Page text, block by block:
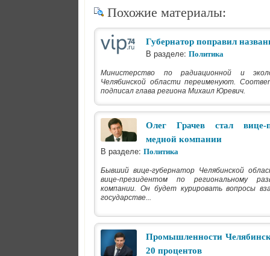
Похожие материалы:
Губернатор поправил
В разделе: Политика
Министерство по радиационной и
Челябинской области переименуют.
подписал глава региона Михаил Юревич.
Олег Грачев стал вице-
медной компании
В разделе: Политика
Бывший вице-губернатор Челябинской
вице-президентом по региональному
компании. Он будет курировать вопросы
государстве...
Промышленности
20 процентов